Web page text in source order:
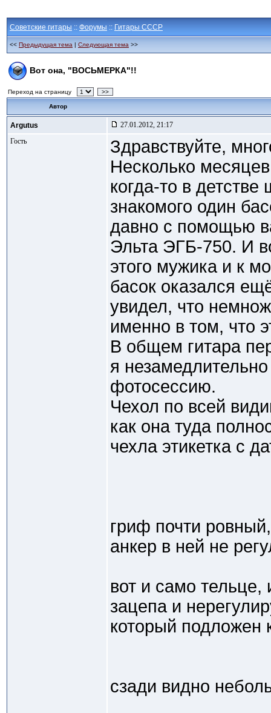
Советские гитары :: Форумы :: Гитары СССР
<< Предыдущая тема | Следующая тема >>
Вот она, "ВОСЬМЕРКА"!!
Переход на страницу >>
Автор
Argutus
27.01.2012, 21:17
Гость
Здравствуйте,
Несколько
когда-то в
знакомого один
давно с помощью
Эльта ЭГБ-750. И
этого мужика и к
басок оказался
увидел, что
именно в том, что
В общем гитара
я
фотосессию.
Чехол по всей
как она туда
чехла этикетка с
гриф почти
анкер в ней не
вот и само тельце,
зацепа и
который подложен
сзади видно